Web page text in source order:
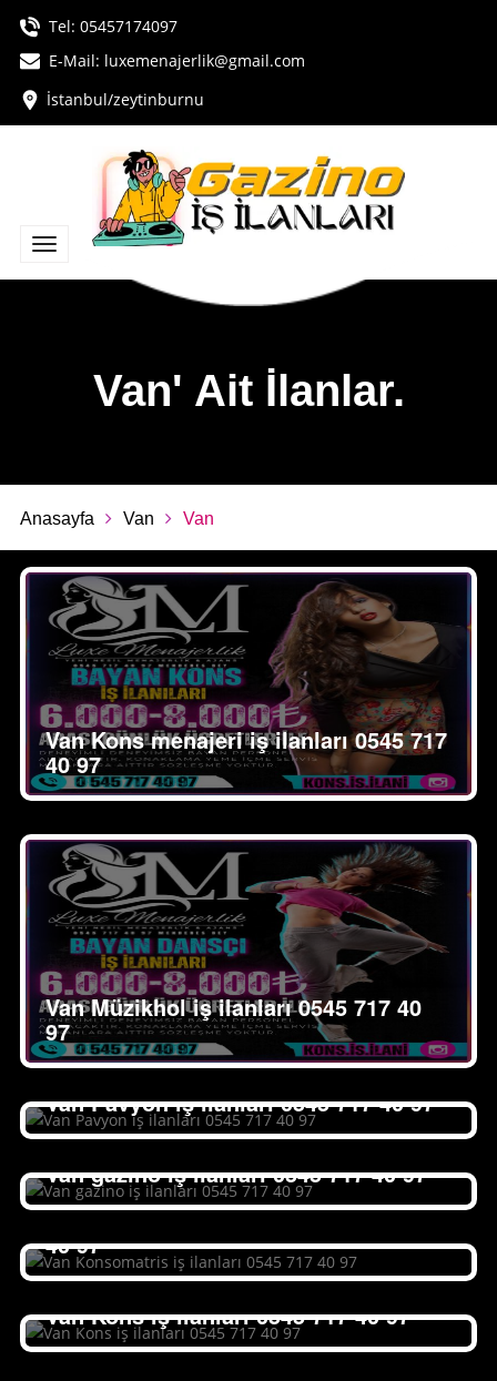
Tel: 05457174097
E-Mail: luxemenajerlik@gmail.com
İstanbul/zeytinburnu
Van' Ait İlanlar.
Anasayfa Van Van
Van Kons menajeri iş ilanları 0545 717
40 97
Van Müzikhol iş ilanları 0545 717 40
97
Van Pavyon iş ilanları 0545 717 40 97
Van gazino iş ilanları 0545 717 40 97
Van Konsomatris iş ilanları 0545 717
40 97
Van Kons iş ilanları 0545 717 40 97